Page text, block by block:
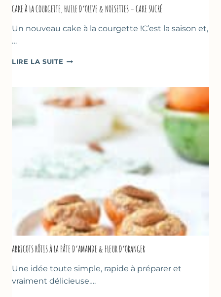
CAKE À LA COURGETTE, HUILE D’OLIVE & NOISETTES – CAKE SUCRÉ
Un nouveau cake à la courgette !C’est la saison et,
…
LIRE LA SUITE CAKE
COURGETTE,
HUILE
D’OLIVE
ABRICOTS RÔTIS À LA PÂTE D’AMANDE & FLEUR D’ORANGER
Une idée toute simple, rapide à préparer et
vraiment délicieuse….